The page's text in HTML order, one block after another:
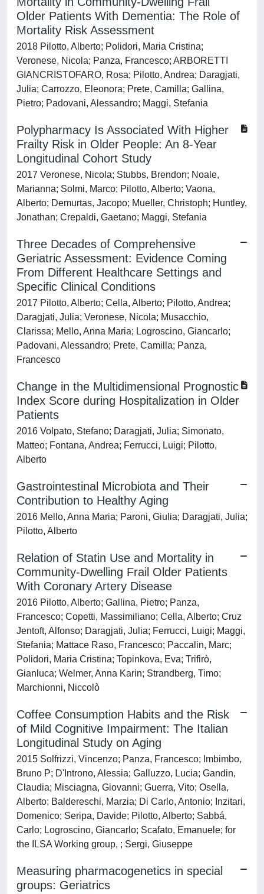
Older Patients With Dementia: The Role of
Mortality Risk Assessment
2018 Pilotto, Alberto; Polidori, Maria Cristina;
Veronese, Nicola; Panza, Francesco; ARBORETTI
GIANCRISTOFARO, Rosa; Pilotto, Andrea; Daragjati,
Julia; Carrozzo, Eleonora; Prete, Camilla; Gallina,
Pietro; Padovani, Alessandro; Maggi, Stefania
Polypharmacy Is Associated With Higher
Frailty Risk in Older People: An 8-Year
Longitudinal Cohort Study
2017 Veronese, Nicola; Stubbs, Brendon; Noale,
Marianna; Solmi, Marco; Pilotto, Alberto; Vaona,
Alberto; Demurtas, Jacopo; Mueller, Christoph; Huntley,
Jonathan; Crepaldi, Gaetano; Maggi, Stefania
Three Decades of Comprehensive
Geriatric Assessment: Evidence Coming
From Different Healthcare Settings and
Specific Clinical Conditions
2017 Pilotto, Alberto; Cella, Alberto; Pilotto, Andrea;
Daragjati, Julia; Veronese, Nicola; Musacchio,
Clarissa; Mello, Anna Maria; Logroscino, Giancarlo;
Padovani, Alessandro; Prete, Camilla; Panza,
Francesco
Change in the Multidimensional Prognostic
Index Score during Hospitalization in Older
Patients
2016 Volpato, Stefano; Daragjati, Julia; Simonato,
Matteo; Fontana, Andrea; Ferrucci, Luigi; Pilotto,
Alberto
Gastrointestinal Microbiota and Their
Contribution to Healthy Aging
2016 Mello, Anna Maria; Paroni, Giulia; Daragjati, Julia;
Pilotto, Alberto
Relation of Statin Use and Mortality in
Community-Dwelling Frail Older Patients
With Coronary Artery Disease
2016 Pilotto, Alberto; Gallina, Pietro; Panza,
Francesco; Copetti, Massimiliano; Cella, Alberto; Cruz
Jentoft, Alfonso; Daragjati, Julia; Ferrucci, Luigi; Maggi,
Stefania; Mattace Raso, Francesco; Paccalin, Marc;
Polidori, Maria Cristina; Topinkova, Eva; Trifirò,
Gianluca; Welmer, Anna Karin; Strandberg, Timo;
Marchionni, Niccolò
Coffee Consumption Habits and the Risk
of Mild Cognitive Impairment: The Italian
Longitudinal Study on Aging
2015 Solfrizzi, Vincenzo; Panza, Francesco; Imbimbo,
Bruno P; D'Introno, Alessia; Galluzzo, Lucia; Gandin,
Claudia; Misciagna, Giovanni; Guerra, Vito; Osella,
Alberto; Baldereschi, Marzia; Di Carlo, Antonio; Inzitari,
Domenico; Seripa, Davide; Pilotto, Alberto; Sabbá,
Carlo; Logroscino, Giancarlo; Scafato, Emanuele; for
the ILSA Working group, ; Sergi, Giuseppe
Measuring pharmacogenetics in special
groups: Geriatrics